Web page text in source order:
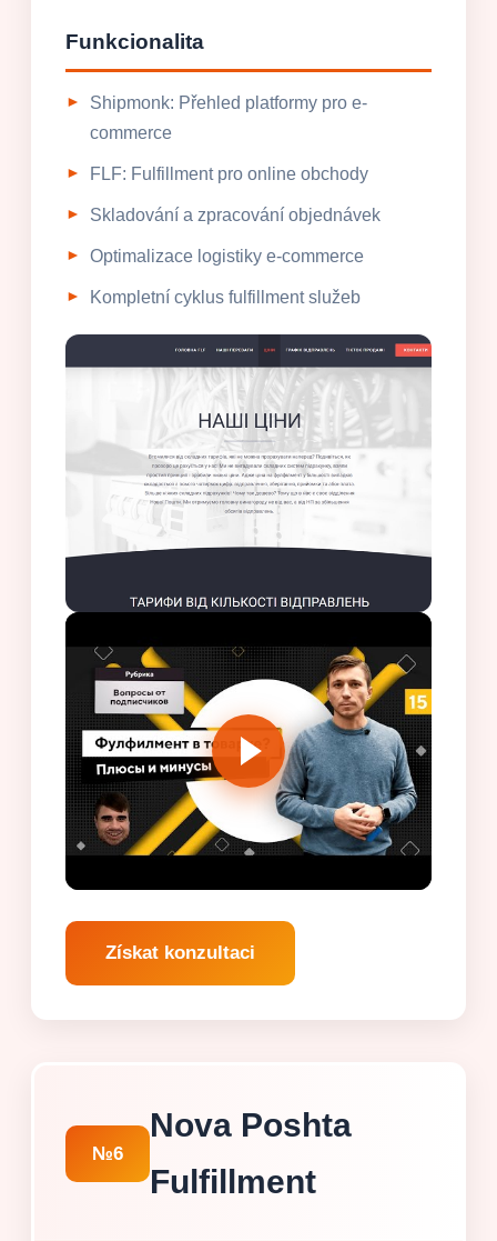
Funkcionalita
Shipmonk: Přehled platformy pro e-
commerce
FLF: Fulfillment pro online obchody
Skladování a zpracování objednávek
Optimalizace logistiky e-commerce
Kompletní cyklus fulfillment služeb
Získat konzultaci
№6
Nova Poshta
Fulfillment